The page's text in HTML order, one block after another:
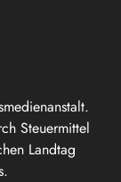
Steuermittel
Landtag